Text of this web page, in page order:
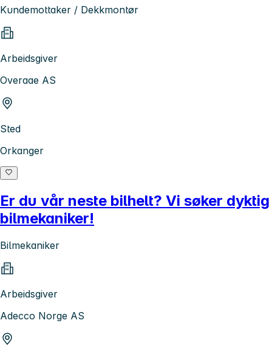
Kundemottaker / Dekkmontør
Arbeidsgiver
Overaae AS
Sted
Orkanger
Er du vår neste bilhelt? Vi søker dyktig
bilmekaniker!
Bilmekaniker
Arbeidsgiver
Adecco Norge AS